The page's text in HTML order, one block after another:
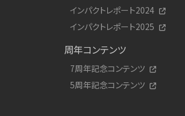
インパクトレポート2024
インパクトレポート2025
周年コンテンツ
7周年記念コンテンツ
5周年記念コンテンツ